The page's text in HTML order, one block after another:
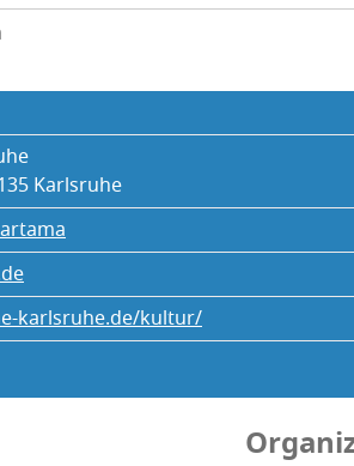
Kar­l­sru­he
karlsruhe.de/kultur/